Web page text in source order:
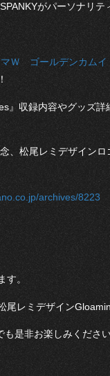
がパーソナリ
マＷ ゴールデンカム
』収録内容やグッズ
、松尾レミデザイン
archives/8223
す。
尾レミデザイン
是非お楽しみください